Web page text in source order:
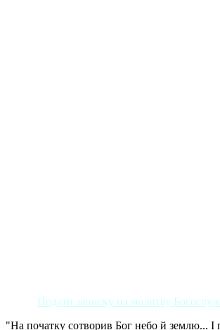
Подати записку на молитву
"На початку сотворив Бог небо й землю... І